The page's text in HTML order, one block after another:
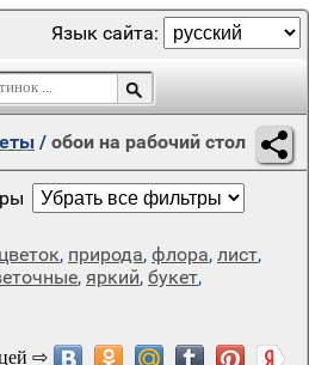
Язык сайта:
/ обои на рабочий стол
цветок, природа, флора, лист,
, яркий, букет,